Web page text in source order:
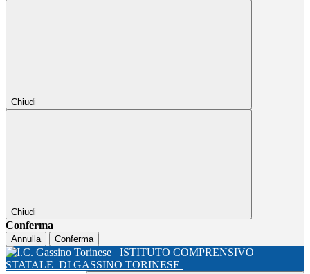
Chiudi
Chiudi
Conferma
Annulla Conferma
ISTITUTO COMPRENSIVO
STATALE DI GASSINO TORINESE